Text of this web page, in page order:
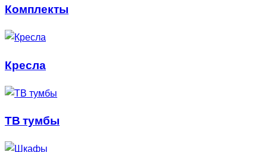
Комплекты
Кресла
ТВ тумбы